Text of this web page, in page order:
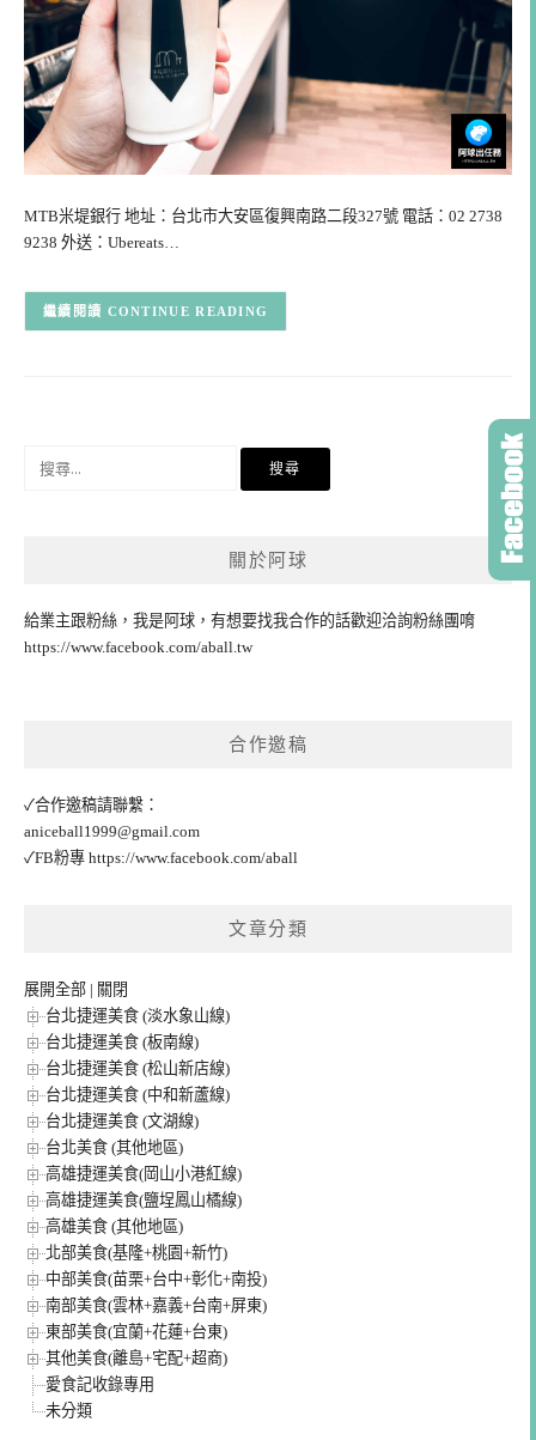
MTB米堤銀行 地址：台北市大安區復興南路二段327號 電話：02 2738
9238 外送：Ubereats…
CONTINUE READING
關於阿球
給業主跟粉絲，我是阿球，有想要找我合作的話歡迎洽詢粉絲團唷
https://www.facebook.com/aball.tw
合作邀稿
✓合作邀稿請聯繫：
aniceball1999@gmail.com
✓FB粉專 https://www.facebook.com/aball
文章分類
展開全部 | 關閉
台北捷運美食 (淡水象山線)
台北捷運美食 (板南線)
台北捷運美食 (松山新店線)
台北捷運美食 (中和新蘆線)
台北捷運美食 (文湖線)
台北美食 (其他地區)
高雄捷運美食(岡山小港紅線)
高雄捷運美食(鹽埕鳳山橘線)
高雄美食 (其他地區)
北部美食(基隆+桃園+新竹)
中部美食(苗栗+台中+彰化+南投)
南部美食(雲林+嘉義+台南+屏東)
東部美食(宜蘭+花蓮+台東)
其他美食(離島+宅配+超商)
愛食記收錄專用
未分類